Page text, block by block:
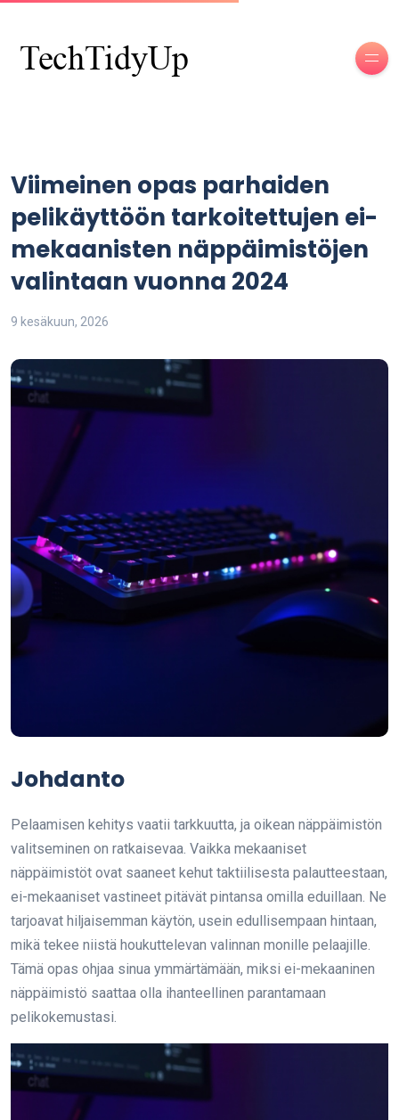
Viimeinen opas parhaiden
pelikäyttöön tarkoitettujen ei-
mekaanisten näppäimistöjen
valintaan vuonna 2024
9 kesäkuun, 2026
Johdanto
Pelaamisen kehitys vaatii tarkkuutta, ja oikean näppäimistön
valitseminen on ratkaisevaa. Vaikka mekaaniset
näppäimistöt ovat saaneet kehut taktiilisesta palautteestaan,
ei-mekaaniset vastineet pitävät pintansa omilla eduillaan. Ne
tarjoavat hiljaisemman käytön, usein edullisempaan hintaan,
mikä tekee niistä houkuttelevan valinnan monille pelaajille.
Tämä opas ohjaa sinua ymmärtämään, miksi ei-mekaaninen
näppäimistö saattaa olla ihanteellinen parantamaan
pelikokemustasi.